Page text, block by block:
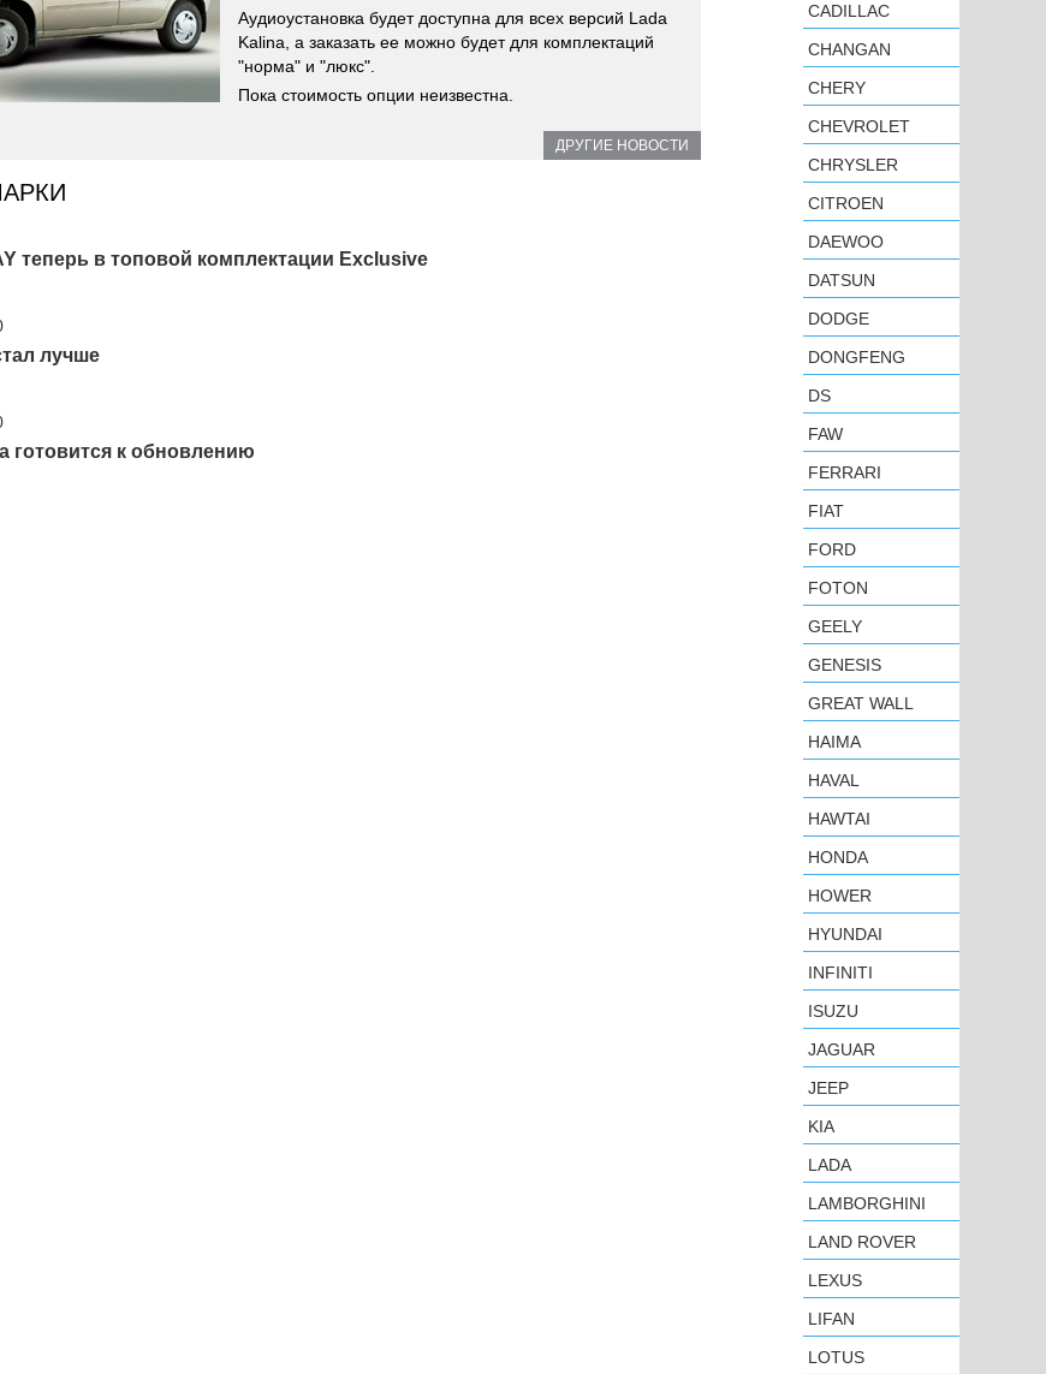
Аудиоустановка будет доступна для всех версий Lada
Kalina, а заказать ее можно будет для комплектаций
"норма" и "люкс".
Пока стоимость опции неизвестна.
ДРУГИЕ НОВОСТИ
теперь в топовой комплектации Exclusive
лучше
готовится к обновлению
CADILLAC
CHANGAN
CHERY
CHEVROLET
CHRYSLER
CITROEN
DAEWOO
DATSUN
DODGE
DONGFENG
DS
FAW
FERRARI
FIAT
FORD
FOTON
GEELY
GENESIS
GREAT WALL
HAIMA
HAVAL
HAWTAI
HONDA
HOWER
HYUNDAI
INFINITI
ISUZU
JAGUAR
JEEP
KIA
LADA
LAMBORGHINI
LAND ROVER
LEXUS
LIFAN
LOTUS